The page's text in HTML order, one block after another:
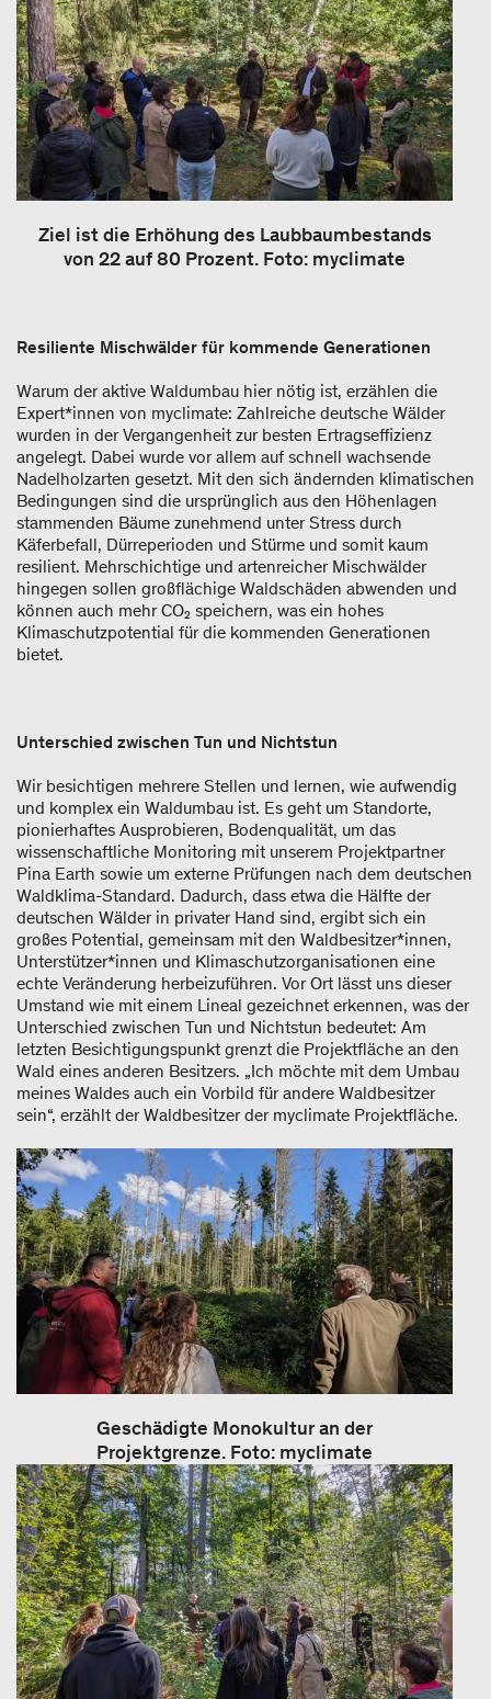
Ziel ist die Erhöhung des Laubbaumbestands
von 22 auf 80 Prozent. Foto: myclimate
Resiliente Mischwälder für kommende Generationen
Warum der aktive Waldumbau hier nötig ist, erzählen die
Expert*innen von myclimate: Zahlreiche deutsche Wälder
wurden in der Vergangenheit zur besten Ertragseffizienz
angelegt. Dabei wurde vor allem auf schnell wachsende
Nadelholzarten gesetzt. Mit den sich ändernden klimatischen
Bedingungen sind die ursprünglich aus den Höhenlagen
stammenden Bäume zunehmend unter Stress durch
Käferbefall, Dürreperioden und Stürme und somit kaum
resilient. Mehrschichtige und artenreicher Mischwälder
hingegen sollen großflächige Waldschäden abwenden und
können auch mehr CO₂ speichern, was ein hohes
Klimaschutzpotential für die kommenden Generationen
bietet.
Unterschied zwischen Tun und Nichtstun
Wir besichtigen mehrere Stellen und lernen, wie aufwendig
und komplex ein Waldumbau ist. Es geht um Standorte,
pionierhaftes Ausprobieren, Bodenqualität, um das
wissenschaftliche Monitoring mit unserem Projektpartner
Pina Earth sowie um externe Prüfungen nach dem deutschen
Waldklima-Standard. Dadurch, dass etwa die Hälfte der
deutschen Wälder in privater Hand sind, ergibt sich ein
großes Potential, gemeinsam mit den Waldbesitzer*innen,
Unterstützer*innen und Klimaschutzorganisationen eine
echte Veränderung herbeizuführen. Vor Ort lässt uns dieser
Umstand wie mit einem Lineal gezeichnet erkennen, was der
Unterschied zwischen Tun und Nichtstun bedeutet: Am
letzten Besichtigungspunkt grenzt die Projektfläche an den
Wald eines anderen Besitzers. „Ich möchte mit dem Umbau
meines Waldes auch ein Vorbild für andere Waldbesitzer
sein“, erzählt der Waldbesitzer der myclimate Projektfläche.
Geschädigte Monokultur an der
Projektgrenze. Foto: myclimate